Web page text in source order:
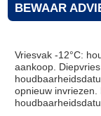
BEWAAR
Vriesvak -12°C:
aankoop.
opnieuw